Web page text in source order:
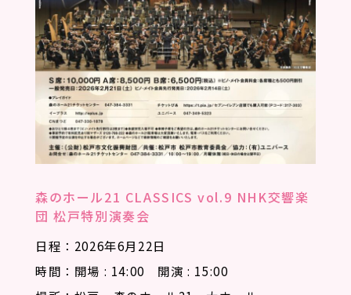
森のホール21 CLASSICS vol.9 NHK交響楽
団 松戸特別演奏会
日程：2026年6月22日
時間：開場 : 14:00 開演 : 15:00